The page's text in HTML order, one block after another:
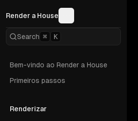
Render a House
Search ⌘ K
Bem-vindo ao Render a House
Primeiros passos
Renderizar